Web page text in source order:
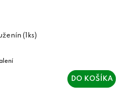
(1ks)
DO KOŠÍKA